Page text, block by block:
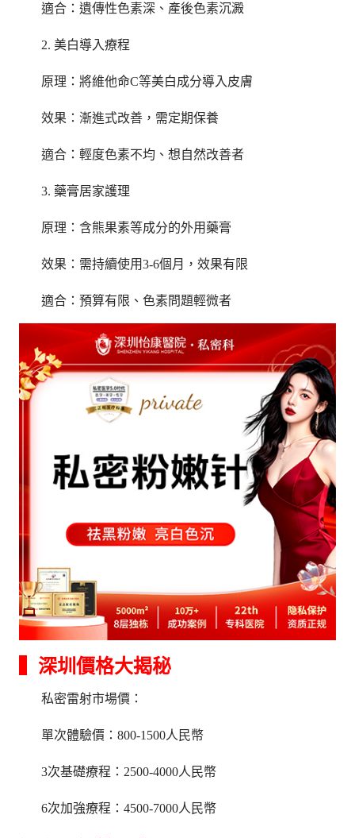
適合：遺傳性色素深、產後色素沉澱
2. 美白導入療程
原理：將維他命C等美白成分導入皮膚
效果：漸進式改善，需定期保養
適合：輕度色素不均、想自然改善者
3. 藥膏居家護理
原理：含熊果素等成分的外用藥膏
效果：需持續使用3-6個月，效果有限
適合：預算有限、色素問題輕微者
▍深圳價格大揭秘
私密雷射市場價：
單次體驗價：800-1500人民幣
3次基礎療程：2500-4000人民幣
6次加強療程：4500-7000人民幣